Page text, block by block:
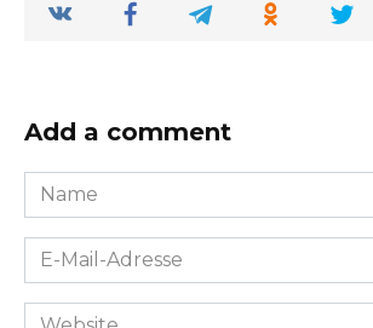
Add a comment
Name
*
E-
Mail-
Adresse
Website